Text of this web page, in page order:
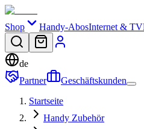
Shop Handy-AbosInternet & TV
de
Partner
Geschäftskunden
Startseite
Handy Zubehör